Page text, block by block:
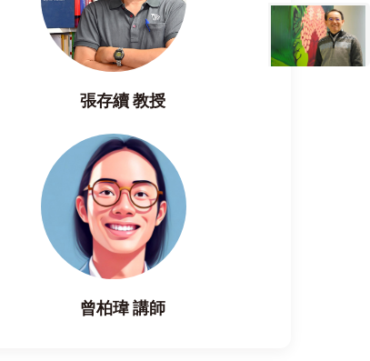
張存續 教授
曾柏瑋 講師